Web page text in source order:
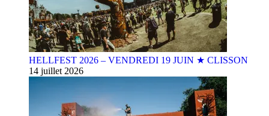
HELLFEST 2026 – VENDREDI 19 JUIN ★ CLISSON
14 juillet 2026